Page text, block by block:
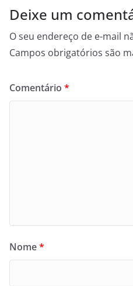
Deixe um
O seu endereço de e-mail
Campos obrigatórios são
Comentário *
Nome*